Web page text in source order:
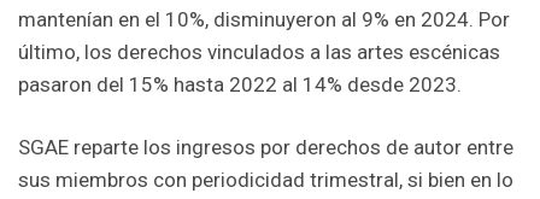
mantenían en el 10%, disminuyeron al 9% en 2024. Por
último, los derechos vinculados a las artes escénicas
pasaron del 15% hasta 2022 al 14% desde 2023.
SGAE reparte los ingresos por derechos de autor entre
sus miembros con periodicidad trimestral, si bien en lo